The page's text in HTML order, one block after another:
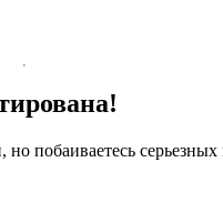
побаиваетесь